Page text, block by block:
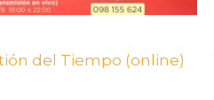
del Tiempo (online)